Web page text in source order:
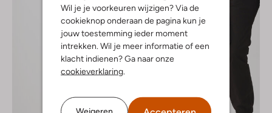
Wil je je voorkeuren wijzigen? Via de
cookieknop onderaan de pagina kun je
jouw toestemming ieder moment
intrekken. Wil je meer informatie of een
klacht indienen? Ga naar onze
cookieverklaring
Weigeren